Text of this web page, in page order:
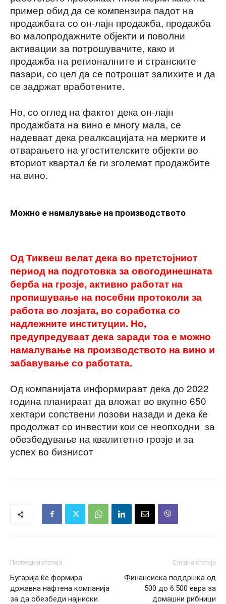
пример обид да се компензира падот на
продажбата со он-лајн продажба, продажба
во малопродажните објекти и поволни
активации за потрошувачите, како и
продажба на регионалните и странските
пазари, со цел да се потрошат залихите и да
се задржат вработените.
Но, со оглед на фактот дека он-лајн
продажбата на вино е многу мала, се
надеваат дека реалксацијата на мерките и
отварањето на угостителските објекти во
вториот квартал ќе ги зголемат продажбите
на вино.
Можно е намалување на производството
Од Тиквеш велат дека во претстојниот
период на подготовка за овогодинешната
берба на грозје, активно работат на
пропишување на посебни протоколи за
работа во лозјата, во соработка со
надлежните институции. Но,
предупредуваат дека заради тоа е можно
намалување на производството на вино и
забавување со работата.
Од компанијата информираат дека до 2022
година планираат да вложат во вкупно 650
хектари сопствени лозови назади и дека ќе
продолжат со инвестии кои се неопходни за
обезбедување на квалитетно грозје и за
успех во бизнисот
Претходна статија
Бугарија ќе формира
државна нафтена компанија
за да обезбеди најниски
Следна статија
Финансиска поддршка од
500 до 6.500 евра за
домашни рибници